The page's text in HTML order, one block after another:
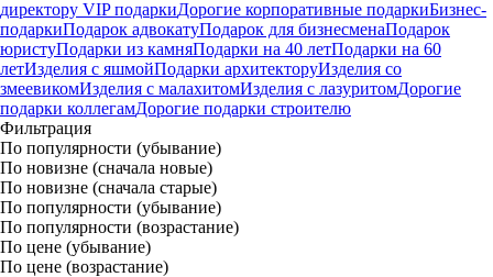
директору VIP подаркиДорогие корпоративные подаркиБизнес-
подаркиПодарок адвокатуПодарок для бизнесменаПодарок
юристуПодарки из камняПодарки на 40 летПодарки на 60
летИзделия с яшмойПодарки архитекторуИзделия со
змеевикомИзделия с малахитомИзделия с лазуритомДорогие
подарки коллегамДорогие подарки строителю
Фильтрация
По популярности (убывание)
По новизне (сначала новые)
По новизне (сначала старые)
По популярности (убывание)
По популярности (возрастание)
По цене (убывание)
По цене (возрастание)